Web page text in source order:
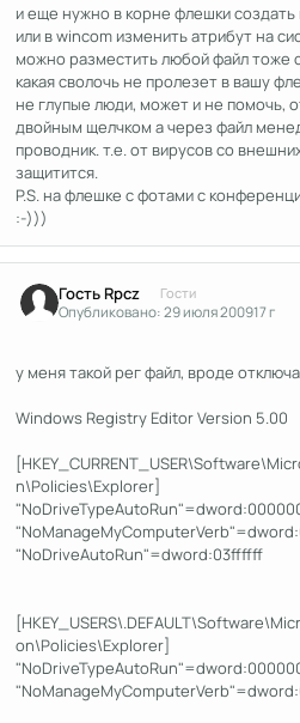
и еще нужно в корне флешки
или в wincom изменить атрибут на
можно разместить любой файл тоже
какая сволочь не пролезет в вашу
не глупые люди, может и не помочь,
двойным щелчком а через файл
проводник. т.е. от вирусов со
защитится.
P.S. на флешке с фотами с
:-)))
Гость Rpcz Гости
Опубликовано:29 июля 200917 г
у меня такой рег файл, вроде
Windows Registry Editor Version 5.00
n\Policies\Explorer]
"NoDriveAutoRun"=dword:03ffffff
on\Policies\Explorer]